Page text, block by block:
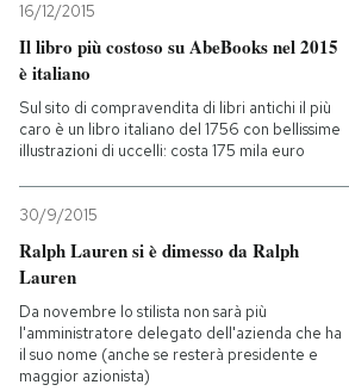
CALENDARIO
AREA PERSONALE
Entra
16/12/2015
Il libro più costoso su AbeBooks nel 2015
è italiano
Sul sito di compravendita di libri antichi il più
caro è un libro italiano del 1756 con bellissime
illustrazioni di uccelli: costa 175 mila euro
30/9/2015
Ralph Lauren si è dimesso da Ralph
Lauren
Da novembre lo stilista non sarà più
l'amministratore delegato dell'azienda che ha
il suo nome (anche se resterà presidente e
maggior azionista)